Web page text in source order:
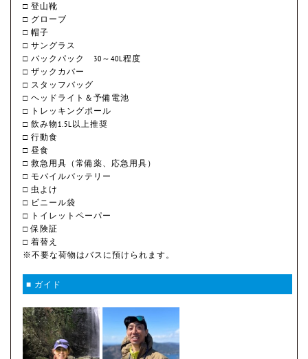
□ 登山靴
□ グローブ
□ 帽子
□ サングラス
□ バックパック 30～40L程度
□ ザックカバー
□ スタッフバッグ
□ ヘッドライト＆予備電池
□ トレッキングポール
□ 飲み物1.5L以上推奨
□ 行動食
□ 昼食
□ 救急用具（常備薬、応急用具）
□ モバイルバッテリー
□ 虫よけ
□ ビニール袋
□ トイレットペーパー
□ 保険証
□ 着替え
※不要な荷物はバスに預けられます。
■ ガイド